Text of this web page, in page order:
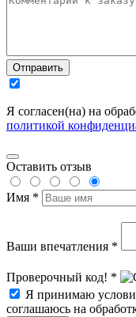
Отправить
Я согласен(на) на
политикой
Оставить отзыв
Имя *
Ваши впечатления *
Проверочный код! *
Я принимаю
соглашаюсь на